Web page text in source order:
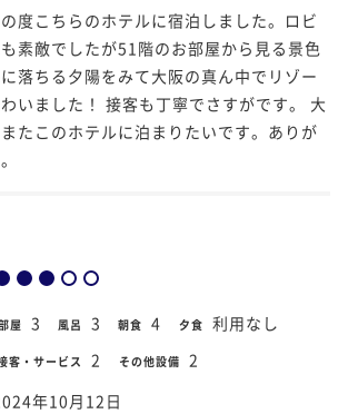
度こちらのホテルに宿泊しました。ロビ
素敵でしたが51階のお部屋から見る景色
落ちる夕陽をみて大阪の真ん中でリゾー
いました！ 接客も丁寧でさすがです。 大
たこのホテルに泊まりたいです。ありが
屋 3 風呂 3 朝食 4 夕食 利用なし
客・サービス 2 その他設備 2
年10月12日